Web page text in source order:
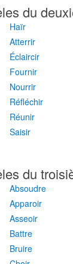
du
Haïr
Atterrir
Éclaircir
Fournir
Nourrir
Réfléchir
Réunir
Saisir
du
Absoudre
Apparoir
Asseoir
Battre
Bruire